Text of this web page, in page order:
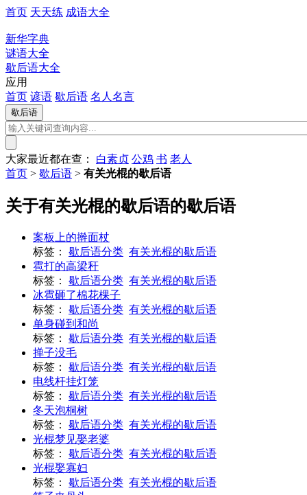
首页 天天练 成语大全
新华字典
谜语大全
歇后语大全
应用
首页 谚语 歇后语 名人名言
大家最近都在查： 白素贞 公鸡 书 老人
首页 > 歇后语 > 有关光棍的歇后语
关于有关光棍的歇后语的歇后语
案板上的擀面杖
标签：
歇后语分类 有关光棍的歇后语
雹打的高梁秆
标签：
歇后语分类 有关光棍的歇后语
冰雹砸了棉花棵子
标签：
歇后语分类 有关光棍的歇后语
单身碰到和尚
标签：
歇后语分类 有关光棍的歇后语
掸子没毛
标签：
歇后语分类 有关光棍的歇后语
电线杆挂灯笼
标签：
歇后语分类 有关光棍的歇后语
冬天泡桐树
标签：
歇后语分类 有关光棍的歇后语
光棍梦见娶老婆
标签：
歇后语分类 有关光棍的歇后语
光棍娶寡妇
标签：
歇后语分类 有关光棍的歇后语